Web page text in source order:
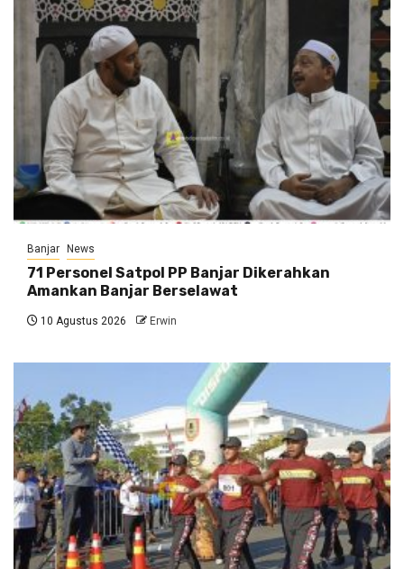
Banjar News
71 Personel Satpol PP Banjar Dikerahkan
Amankan Banjar Berselawat
10 Agustus 2026 Erwin